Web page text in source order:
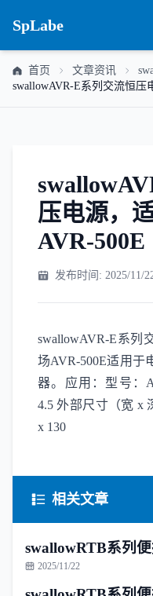
SpLabe
首页 文章资讯
swallowAVR-E系列交流恒压
压电源，
AVR-500E
发布时间: 2025/11/
swallowAVR-E系列
场AVR-500E适用于
器。应用：型号：
4.5 外部尺寸（宽 x
x 130
相关文章
swallowRTB系列
2025/11/22